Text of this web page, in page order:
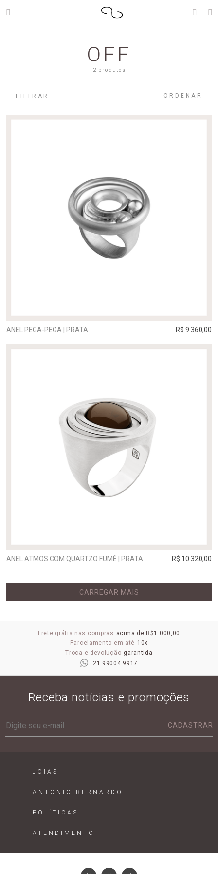
OFF
2 produtos
FILTRAR ORDENAR
ANEL PEGA-PEGA | PRATA R$ 9.360,00
ANEL ATMOS COM QUARTZO FUMÊ | PRATA R$ 10.320,00
CARREGAR MAIS
Frete grátis nas compras acima de R$1.000,00
Parcelamento em até 10x
Troca e devolução garantida
21 99004 9917
Receba notícias e promoções
CADASTRAR
JOIAS
ANTONIO BERNARDO
POLÍTICAS
ATENDIMENTO